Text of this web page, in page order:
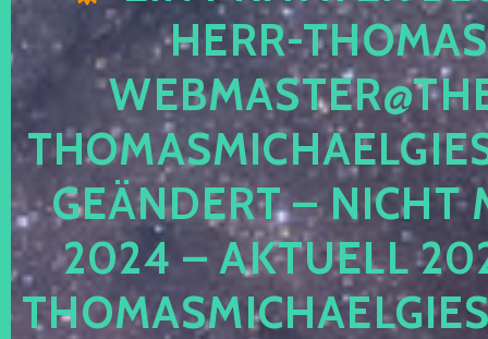
HERR-
GEÄNDERT – NICHT
2024 – AKTUELL